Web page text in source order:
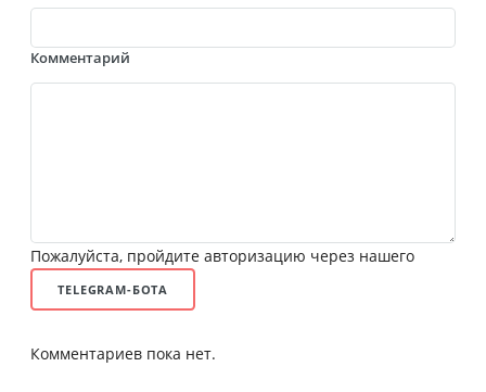
Комментарий
Пожалуйста, пройдите авторизацию через нашего
TELEGRAM-БОТА
Комментариев пока нет.